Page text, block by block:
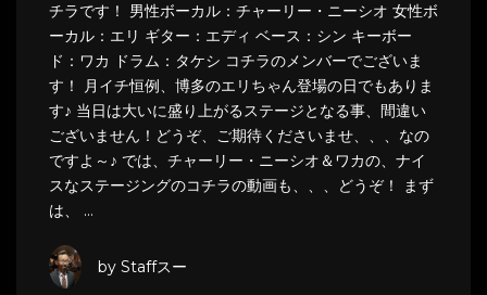
チラです！ 男性ボーカル：チャーリー・ニーシオ 女性ボ
ーカル：エリ ギター：エディ ベース：シン キーボー
ド：ワカ ドラム：タケシ コチラのメンバーでございま
す！ 月イチ恒例、博多のエリちゃん登場の日でもありま
す♪ 当日は大いに盛り上がるステージとなる事、間違い
ございません！どうぞ、ご期待くださいませ、、、なの
ですよ～♪ では、チャーリー・ニーシオ＆ワカの、ナイ
スなステージングのコチラの動画も、、、どうぞ！ まず
は、 …
by Staffスー